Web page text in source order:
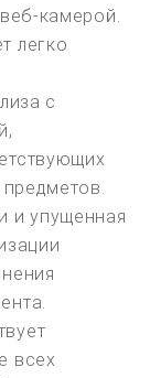
камерой.
легко
с
и упущенная
всех